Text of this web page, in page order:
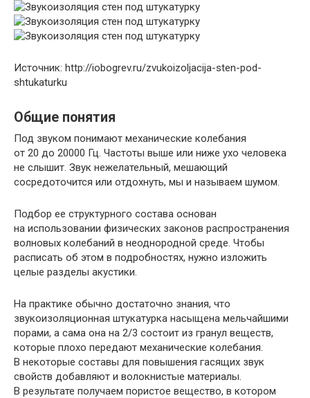
Источник: http://iobogrev.ru/zvukoizoljacija-sten-pod-
shtukaturku
Общие понятия
Под звуком понимают механические колебания
от 20 до 20000 Гц. Частоты выше или ниже ухо человека
не слышит. Звук нежелательный, мешающий
сосредоточится или отдохнуть, мы и называем шумом.
Подбор ее структурного состава основан
на использовании физических законов распространения
волновых колебаний в неоднородной среде. Чтобы
расписать об этом в подробностях, нужно изложить
целые разделы акустики.
На практике обычно достаточно знания, что
звукоизоляционная штукатурка насыщена мельчайшими
порами, а сама она на 2/3 состоит из гранул веществ,
которые плохо передают механические колебания.
В некоторые составы для повышения гасящих звук
свойств добавляют и волокнистые материалы.
В результате получаем пористое вещество, в котором